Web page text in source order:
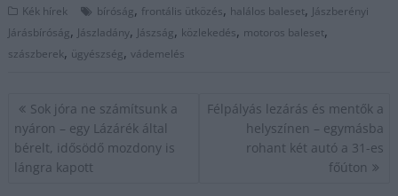
Kék hírek bíróság, frontális ütközés, halálos baleset, Jászberényi
Járásbíróság, Jászladány, Jászság, közlekedés, motoros baleset,
szászberek, ügyészség,vádemelés
Bejegyzés
navigáció
Sok jóra ne számítsunk a
nyáron – egy Lázárék által
bérelt, idősödő mozdony is
lángra kapott
Félpályás lezárás és mentők a
helyszínen – egymásba
rohant két autó a 31-es
főúton